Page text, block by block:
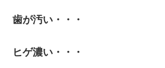
歯が汚い・・・
ヒゲ濃い・・・